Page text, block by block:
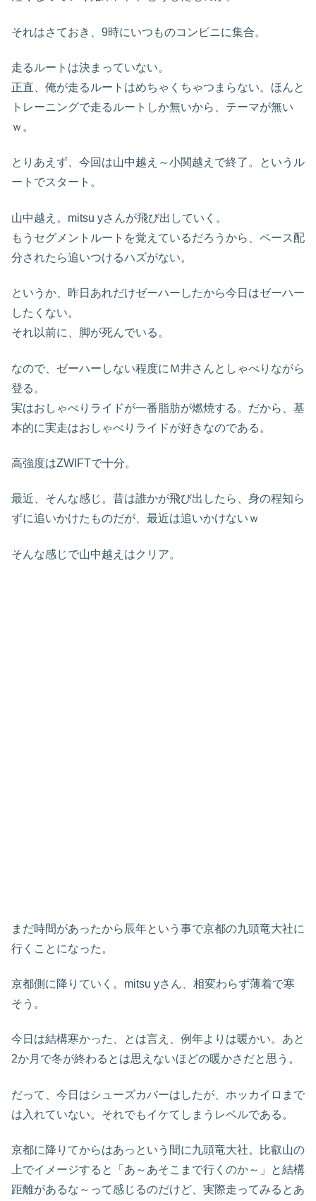
それはさておき、9時にいつものコンビニに集合。
走るルートは決まっていない。
正直、俺が走るルートはめちゃくちゃつまらない。ほんと
トレーニングで走るルートしか無いから、テーマが無い
ｗ。
とりあえず、今回は山中越え～小関越えで終了。というル
ートでスタート。
山中越え。mitsu yさんが飛び出していく。
もうセグメントルートを覚えているだろうから、ペース配
分されたら追いつけるハズがない。
というか、昨日あれだけゼーハーしたから今日はゼーハー
したくない。
それ以前に、脚が死んでいる。
なので、ゼーハーしない程度にＭ井さんとしゃべりながら
登る。
実はおしゃべりライドが一番脂肪が燃焼する。だから、基
本的に実走はおしゃべりライドが好きなのである。
高強度はZWIFTで十分。
最近、そんな感じ。昔は誰かが飛び出したら、身の程知ら
ずに追いかけたものだが、最近は追いかけないｗ
そんな感じで山中越えはクリア。
まだ時間があったから辰年という事で京都の九頭竜大社に
行くことになった。
京都側に降りていく。mitsu yさん、相変わらず薄着で寒
そう。
今日は結構寒かった、とは言え、例年よりは暖かい。あと
2か月で冬が終わるとは思えないほどの暖かさだと思う。
だって、今日はシューズカバーはしたが、ホッカイロまで
は入れていない。それでもイケてしまうレベルである。
京都に降りてからはあっという間に九頭竜大社。比叡山の
上でイメージすると「あ～あそこまで行くのか～」と結構
距離があるな～って感じるのだけど、実際走ってみるとあ